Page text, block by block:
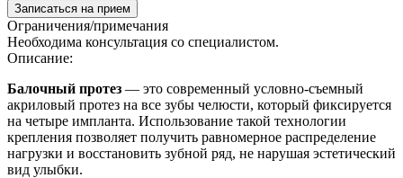
Записаться на прием
Ограничения/примечания
Необходима консультация со специалистом.
Описание:
Балочный протез — это современный условно-съемный
акриловый протез на все зубы челюсти, который фиксируется
на четыре импланта. Использование такой технологии
крепления позволяет получить равномерное распределение
нагрузки и восстановить зубной ряд, не нарушая эстетический
вид улыбки.